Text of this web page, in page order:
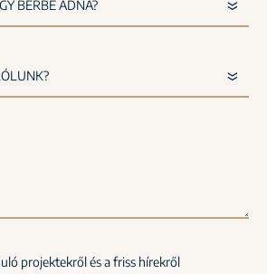
projektekről és a friss hírekről